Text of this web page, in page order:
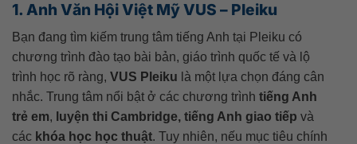
1. Anh Văn Hội Việt Mỹ VUS – Pleiku
Bạn đang tìm kiếm trung tâm tiếng Anh tại Pleiku có
chương trình đào tạo bài bản, giáo trình quốc tế và lộ
trình học rõ ràng, VUS Pleiku là một lựa chọn đáng cân
nhắc. Trung tâm nổi bật ở các chương trình tiếng Anh
trẻ em, luyện thi Cambridge, tiếng Anh giao tiếp và
các khóa học học thuật. Tuy nhiên, nếu mục tiêu chính